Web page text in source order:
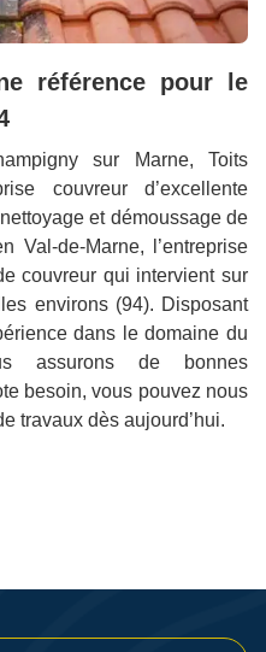
référence pour le
sur Marne, Toits
couvreur d’excellente
et démoussage de
Val-de-Marne, l’entreprise
couvreur qui intervient sur
environs (94). Disposant
dans le domaine du
assurons de bonnes
besoin, vous pouvez nous
travaux dès aujourd’hui.